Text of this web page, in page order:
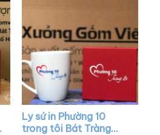
Ly sứ in Phường 10
trong tôi Bát Tràng